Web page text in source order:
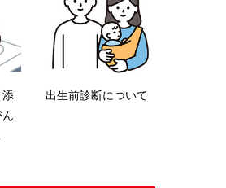
出生前診断について